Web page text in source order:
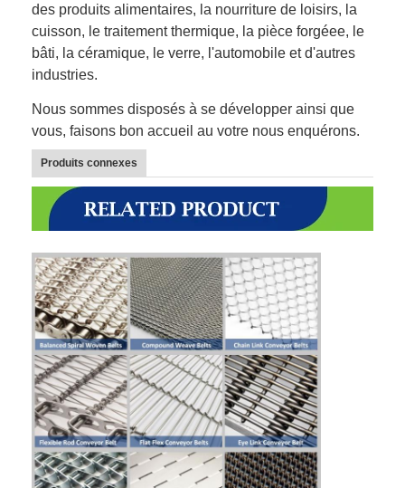
Aperçu
Produits
A propos de nous
Visite d'usine
Contrôle de la qualité
Contact
nouvelles
Tous les cas
Ceinture de maille d'acier inoxydable
des produits alimentaires, la nourriture de loisirs, la
cuisson, le traitement thermique, la pièce forgéee, le
bâti, la céramique, le verre, l'automobile et d'autres
industries.
Nous sommes disposés à se développer ainsi que
vous, faisons bon accueil au votre nous enquérons.
Produits connexes